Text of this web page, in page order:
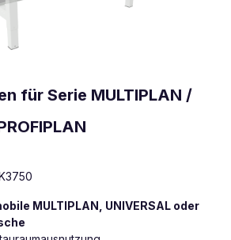
für Serie MULTIPLAN /
MULTIPLAN, UNIVERSAL oder